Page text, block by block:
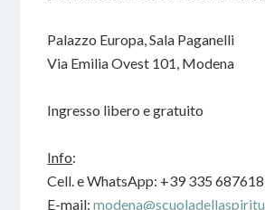
Palazzo Europa, Sala Paganelli
Via Emilia Ovest 101, Modena
Ingresso libero e gratuito
Info:
Cell. e WhatsApp: +39 335
E-mail: